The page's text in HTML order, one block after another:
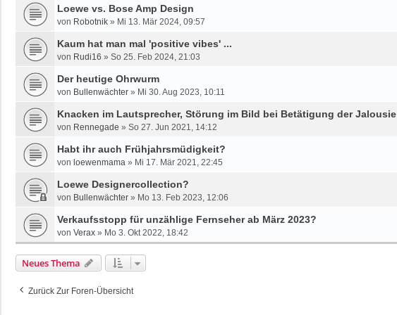
Loewe vs. Bose Amp Design
von Robotnik » Mi 13. Mär 2024, 09:57
Kaum hat man mal 'positive vibes' ...
von Rudi16 » So 25. Feb 2024, 21:03
Der heutige Ohrwurm
von Bullenwächter » Mi 30. Aug 2023, 10:11
Knacken im Lautsprecher, Störung im Bild bei Betätigung der Jalousie
von Rennegade » So 27. Jun 2021, 14:12
Habt ihr auch Frühjahrsmüdigkeit?
von loewenmama » Mi 17. Mär 2021, 22:45
Loewe Designercollection?
von Bullenwächter » Mo 13. Feb 2023, 12:06
Verkaufsstopp für unzählige Fernseher ab März 2023?
von Verax » Mo 3. Okt 2022, 18:42
Neues Thema
Zurück Zur Foren-Übersicht